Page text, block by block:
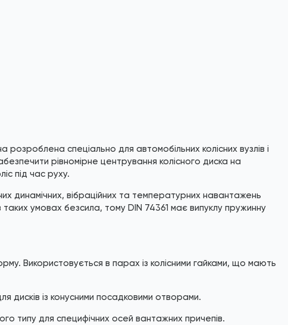
спеціально для автомобільних колісних вузлів і
рівномірне центрування колісного диска на
під час руху.
динамічних, вібраційних та температурних навантажень
умовах безсила, тому DIN 74361 має випуклу пружинну
Використовується в парах із колісними гайками, що мають
дисків із конусними посадковими отворами.
типу для специфічних осей вантажних причепів.